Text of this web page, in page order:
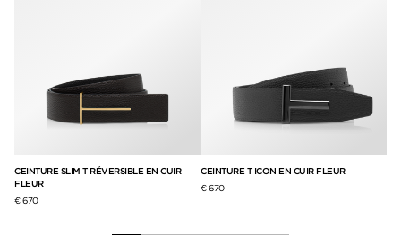
CEINTURE SLIM T RÉVERSIBLE EN CUIR
FLEUR
€ 670
CEINTURE T ICON EN CUIR FLEUR
€ 670